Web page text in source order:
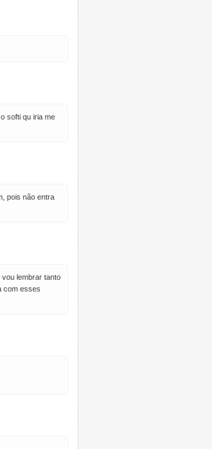
softi qu iria me
pois não entra
lembrar tanto
com esses